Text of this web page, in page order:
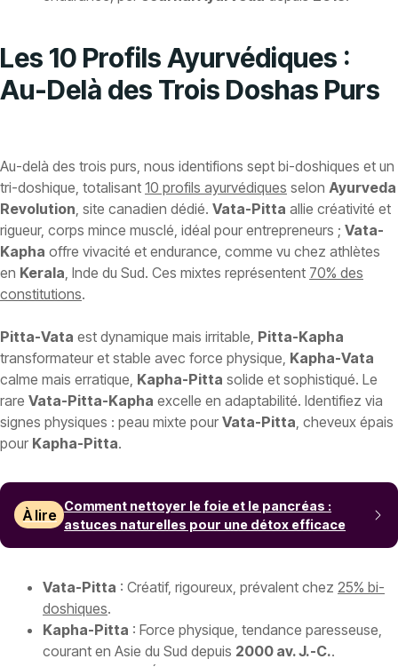
Les 10 Profils Ayurvédiques :
Au-Delà des Trois Doshas Purs
Au-delà des trois purs, nous identifions sept bi-doshiques et un
tri-doshique, totalisant 10 profils ayurvédiques selon Ayurveda
Revolution , site canadien dédié. Vata-Pitta allie créativité et
rigueur, corps mince musclé, idéal pour entrepreneurs ; Vata-
Kapha offre vivacité et endurance, comme vu chez athlètes
en Kerala , Inde du Sud. Ces mixtes représentent 70% des
constitutions.
Pitta-Vata est dynamique mais irritable, Pitta-Kapha
transformateur et stable avec force physique, Kapha-Vata
calme mais erratique, Kapha-Pitta solide et sophistiqué. Le
rare Vata-Pitta-Kapha excelle en adaptabilité. Identifiez via
signes physiques : peau mixte pour Vata-Pitta , cheveux épais
pour Kapha-Pitta.
À lire
Comment nettoyer le foie et le pancréas :
astuces naturelles pour une détox efficace
Vata-Pitta : Créatif, rigoureux, prévalent chez 25% bi-
doshiques.
Kapha-Pitta : Force physique, tendance paresseuse,
courant en Asie du Sud depuis 2000 av. J.-C..